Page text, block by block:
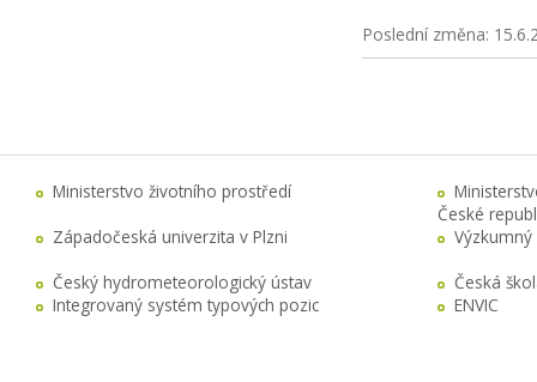
Poslední změna:
Ministerstvo životního prostředí
České
Západočeská univerzita v Plzni
Český hydrometeorologický ústav
Česká
Integrovaný systém typových pozic
ENVIC